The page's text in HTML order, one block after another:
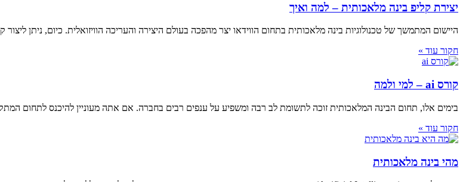
יצירת קליפ בינה מלאכותית – למה ואיך
היישום המתמשך של טכנולוגיות בינה מלאכותית בתחום הווידאו יצר מהפכה בעולם היצירה והעריכה הוויזואלית. כיום, ניתן
חקור עוד »
קורס ai – למי ולמה
בימים אלו, תחום הבינה המלאכותית זוכה לתשומת לב רבה ומשפיע על ענפים רבים בחברה. אם אתה מעוניין להיכנס לתחום
חקור עוד »
מהי בינה מלאכותית